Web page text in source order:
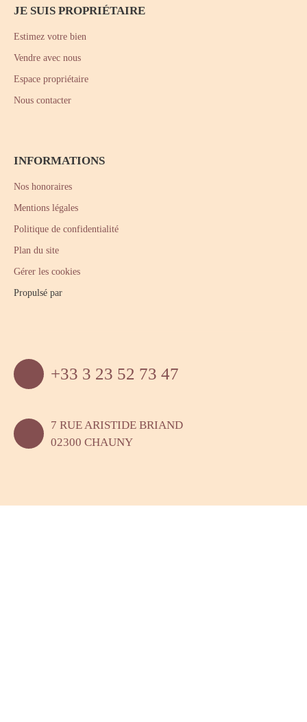
JE SUIS PROPRIÉTAIRE
Estimez votre bien
Vendre avec nous
Espace propriétaire
Nous contacter
INFORMATIONS
Nos honoraires
Mentions légales
Politique de confidentialité
Plan du site
Gérer les cookies
Propulsé par
+33 3 23 52 73 47
7 RUE ARISTIDE BRIAND
02300 CHAUNY